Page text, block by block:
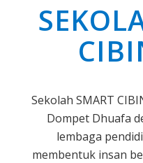
Sekolah SMART
Dompet Dhuafa
lembaga
membentuk insan